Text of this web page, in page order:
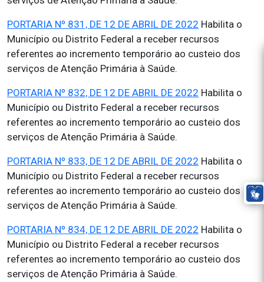
PORTARIA Nº 831, DE 12 DE ABRIL DE 2022 Habilita o
Município ou Distrito Federal a receber recursos
referentes ao incremento temporário ao custeio dos
serviços de Atenção Primária à Saúde.
PORTARIA Nº 832, DE 12 DE ABRIL DE 2022 Habilita o
Município ou Distrito Federal a receber recursos
referentes ao incremento temporário ao custeio dos
serviços de Atenção Primária à Saúde.
PORTARIA Nº 833, DE 12 DE ABRIL DE 2022 Habilita o
Município ou Distrito Federal a receber recursos
referentes ao incremento temporário ao custeio dos
serviços de Atenção Primária à Saúde.
PORTARIA Nº 834, DE 12 DE ABRIL DE 2022 Habilita o
Município ou Distrito Federal a receber recursos
referentes ao incremento temporário ao custeio dos
serviços de Atenção Primária à Saúde.